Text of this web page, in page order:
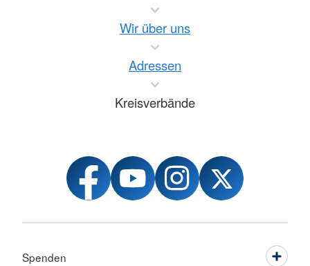
Wir über uns
Adressen
Kreisverbände
Spenden